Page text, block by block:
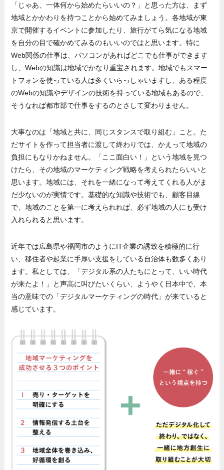
「じゃあ、一体何から始めたらいいの？」と思った方は、まず
地域とかかわりを持つことから始めてみましょう。各地域が東
京で開催するイベントに参加したり、旅行がてら気になる地域
を自分の目で確かめてみるのもいいのではと思います。特に
Web関係の仕事は、パソコンがあればどこでも仕事ができます
し、Webの知識は地域でかなり重宝されます。地域でもスマー
トフォンを使っている人は多くいらっしゃいますし、ある程度
のWebの知識やデザインの技術を持っている地域もあるので、
そうなれば都市部で仕事をするのとさして変わりません。
大事なのは「地域と共に、同じスタンスで取り組む」こと。た
だサイトを作って担当者に渡して終わりでは、かえって地域の
負担にもなりかねません。「ここ面白い！」という地域を見つ
けたら、その地域のマーケティング戦略を考えられたらいいと
思います。地域には、それを一緒になって考えてくれる人がま
だ少ないのが実情です。基礎的な知識や技術でも、顧客目線
で、地域のことを第一に考えられれば、必ず地域の人にも受け
入れられると思います。
近年では広島県や福岡市のようにIT企業の誘致を積極的に行
い、移住者や起業に手厚い支援をしている自治体も数多くあり
ます。私としては、「デジタル系の人たちにとって、いい時代
が来たよ！」と声高に叫びたいくらい、ようやく日本中で、本
当の意味での「デジタルマーケティングの時代」が来ていると
感じています。